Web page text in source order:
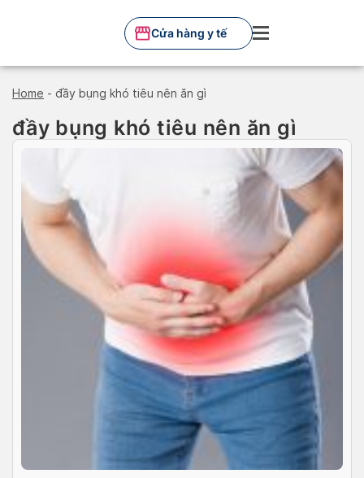
Cửa hàng y tế
Home - đầy bụng khó tiêu nên ăn gì
đầy bụng khó tiêu nên ăn gì